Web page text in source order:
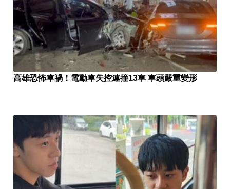
高雄恐怖車禍！電動車失控連撞13車 車頭嚴重變形